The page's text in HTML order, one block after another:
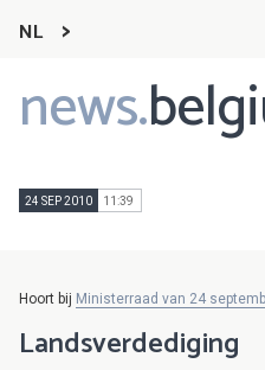
NL
news.
Main
navigation
24 SEP 2010 11:39
Hoort bij Ministerraad van 24
Landsverdediging